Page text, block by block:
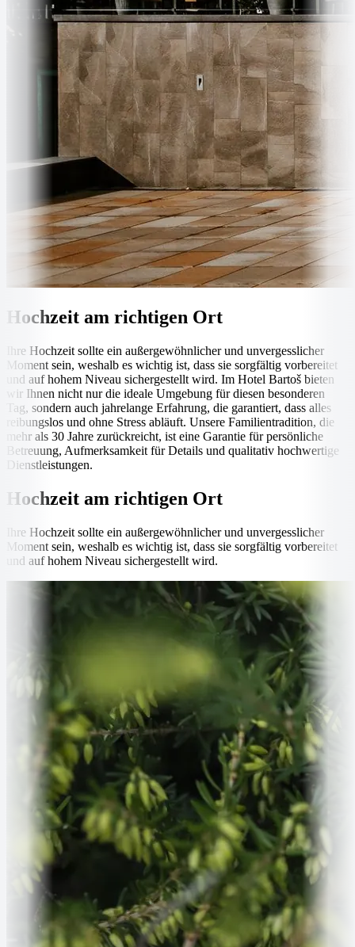
Hochzeit am richtigen Ort
Ihre Hochzeit sollte ein außergewöhnlicher und unvergesslicher
Moment sein, weshalb es wichtig ist, dass sie sorgfältig vorbereitet
und auf hohem Niveau sichergestellt wird. Im Hotel Bartoš bieten
wir Ihnen nicht nur die ideale Umgebung für diesen besonderen
Tag, sondern auch jahrelange Erfahrung, die garantiert, dass alles
reibungslos und ohne Stress abläuft. Unsere Familientradition, die
mehr als 30 Jahre zurückreicht, ist eine Garantie für persönliche
Betreuung, Aufmerksamkeit für Details und qualitativ hochwertige
Dienstleistungen.
Hochzeit am richtigen Ort
Ihre Hochzeit sollte ein außergewöhnlicher und unvergesslicher
Moment sein, weshalb es wichtig ist, dass sie sorgfältig vorbereitet
und auf hohem Niveau sichergestellt wird.